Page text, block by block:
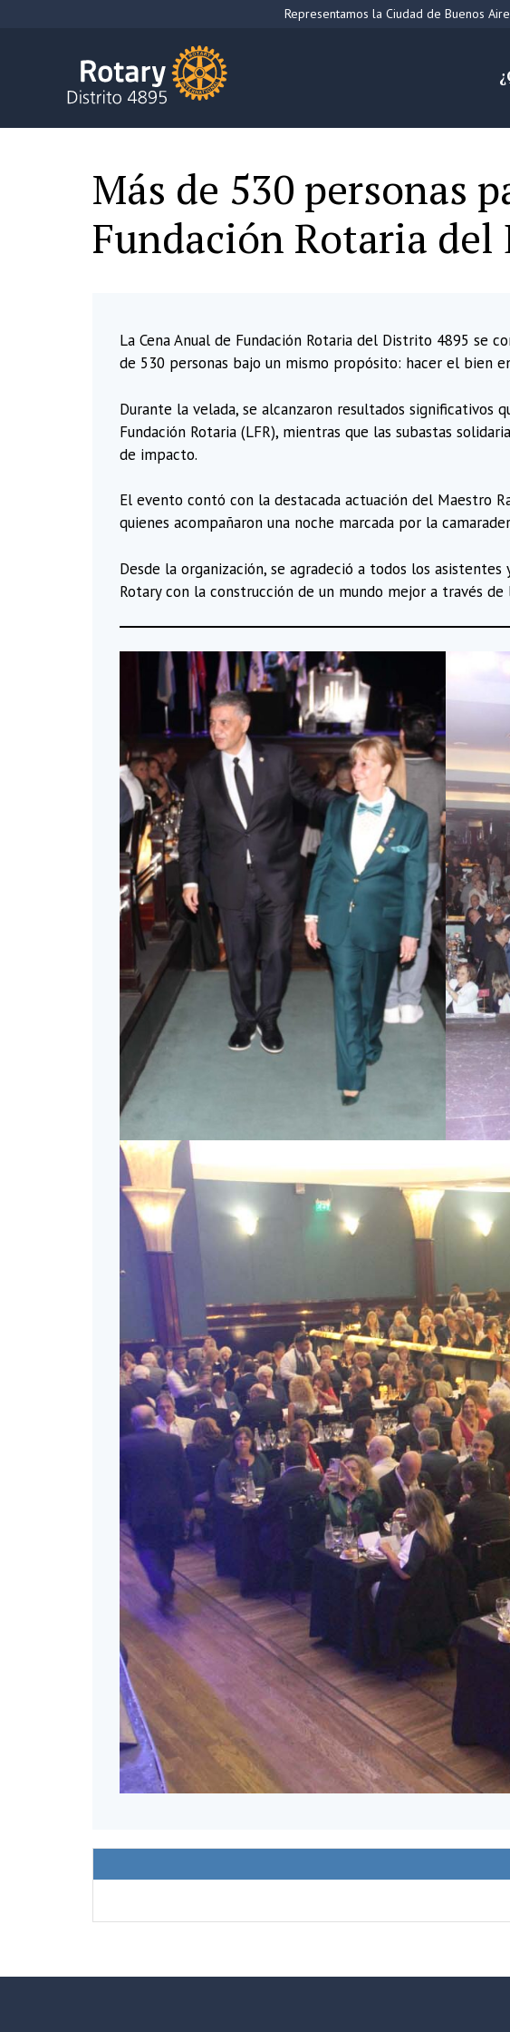
Representamos la Ciudad de Buenos
Más de 530 personas
Fundación Rotaria
La Cena Anual de Fundación Rotaria del Distrito 4895 se
de 530 personas bajo un mismo propósito: hacer el bien
Durante la velada, se alcanzaron resultados significativos
Fundación Rotaria (LFR), mientras que las subastas
de impacto.
El evento contó con la destacada actuación del Maestro
quienes acompañaron una noche marcada por la
Desde la organización, se agradeció a todos los
Rotary con la construcción de un mundo mejor a través